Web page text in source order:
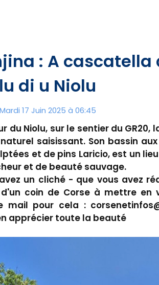
: A cascatella
di u Niolu
17 Juin 2025 à 06:45
du Niolu, sur le sentier du GR20,
saisissant. Son bassin
et de pins Laricio, est un
et de beauté sauvage.
un cliché - que vous avez
coin de Corse à mettre en
mail pour cela :
apprécier toute la beauté